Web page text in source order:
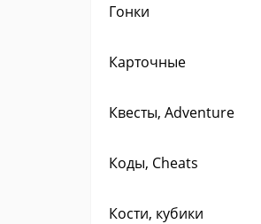
Гонки
Карточные
Квесты, Adventure
Коды, Cheats
Кости, кубики